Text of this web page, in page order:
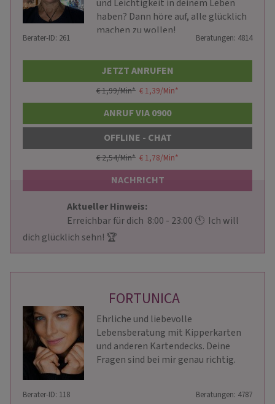
und Leichtigkeit in deinem Leben
haben? Dann höre auf, alle glücklich
machen zu wollen!
Berater-ID: 261 Beratungen: 4814
JETZT ANRUFEN
€ 1,99/Min* € 1,39/Min*
ANRUF VIA 0900
OFFLINE - CHAT
€ 2,54/Min* € 1,78/Min*
NACHRICHT
Aktueller Hinweis:
dich glücklich sehn! 🏆
FORTUNICA
Ehrliche und liebevolle
Lebensberatung mit Kipperkarten
und anderen Kartendecks. Deine
Fragen sind bei mir genau richtig.
Berater-ID: 118 Beratungen: 4787